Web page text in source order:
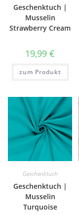
Geschenktuch |
Musselin
Strawberry Cream
19,99€
zum Produkt
Geschenktuch
Geschenktuch |
Musselin
Turquoise